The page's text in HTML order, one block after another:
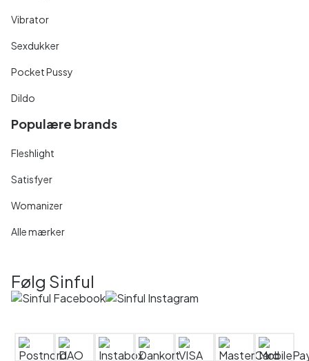
Vibrator
Sexdukker
Pocket Pussy
Dildo
Populære brands
Fleshlight
Satisfyer
Womanizer
Alle mærker
Følg Sinful